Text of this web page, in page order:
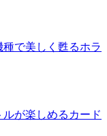
で美しく甦るホラ
が楽しめるカード